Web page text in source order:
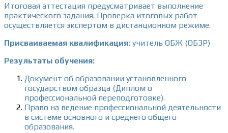
Итоговая аттестация предусматривает выполнение
практического задания. Проверка итоговых работ
осуществляется экспертом в дистанционном режиме.
Присваиваемая квалификация: учитель ОБЖ (ОБЗР)
Результаты обучения:
Документ об образовании установленного
государством образца (Диплом о
профессиональной переподготовке).
Право на ведение профессиональной деятельности
в системе основного и среднего общего
образования.